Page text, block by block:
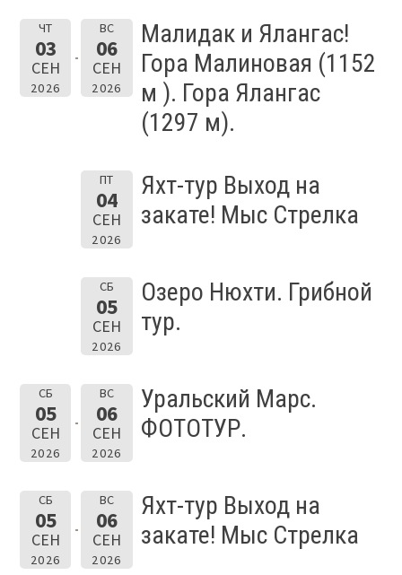
ЧТ
03
СЕН
2026
ВС
06
СЕН
2026
Малидак и Ялангас!
Гора Малиновая (1152
м ). Гора Ялангас
(1297 м).
ПТ
04
СЕН
2026
Яхт-тур Выход на
закате! Мыс Стрелка
СБ
05
СЕН
2026
Озеро Нюхти. Грибной
тур.
СБ
05
СЕН
2026
ВС
06
СЕН
2026
Уральский Марс.
ФОТОТУР.
СБ
05
СЕН
2026
ВС
06
СЕН
2026
Яхт-тур Выход на
закате! Мыс Стрелка